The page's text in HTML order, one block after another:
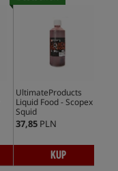
UltimateProducts
Liquid Food - Scopex
Squid
37,85 PLN
KUP